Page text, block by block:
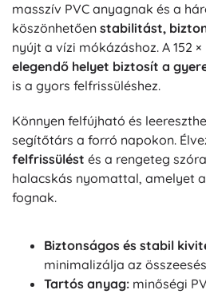
masszív PVC anyagnak és a
köszönhetően stabilitást,
nyújt a vízi mókázáshoz. A 152
elegendő helyet biztosít a
is a gyors felfrissüléshez.
Könnyen felfújható és
segítőtárs a forró napokon.
felfrissülést és a rengeteg
halacskás nyomattal, amelyet
fognak.
Biztonságos és stabil
minimalizálja az
Tartós anyag: minőségi